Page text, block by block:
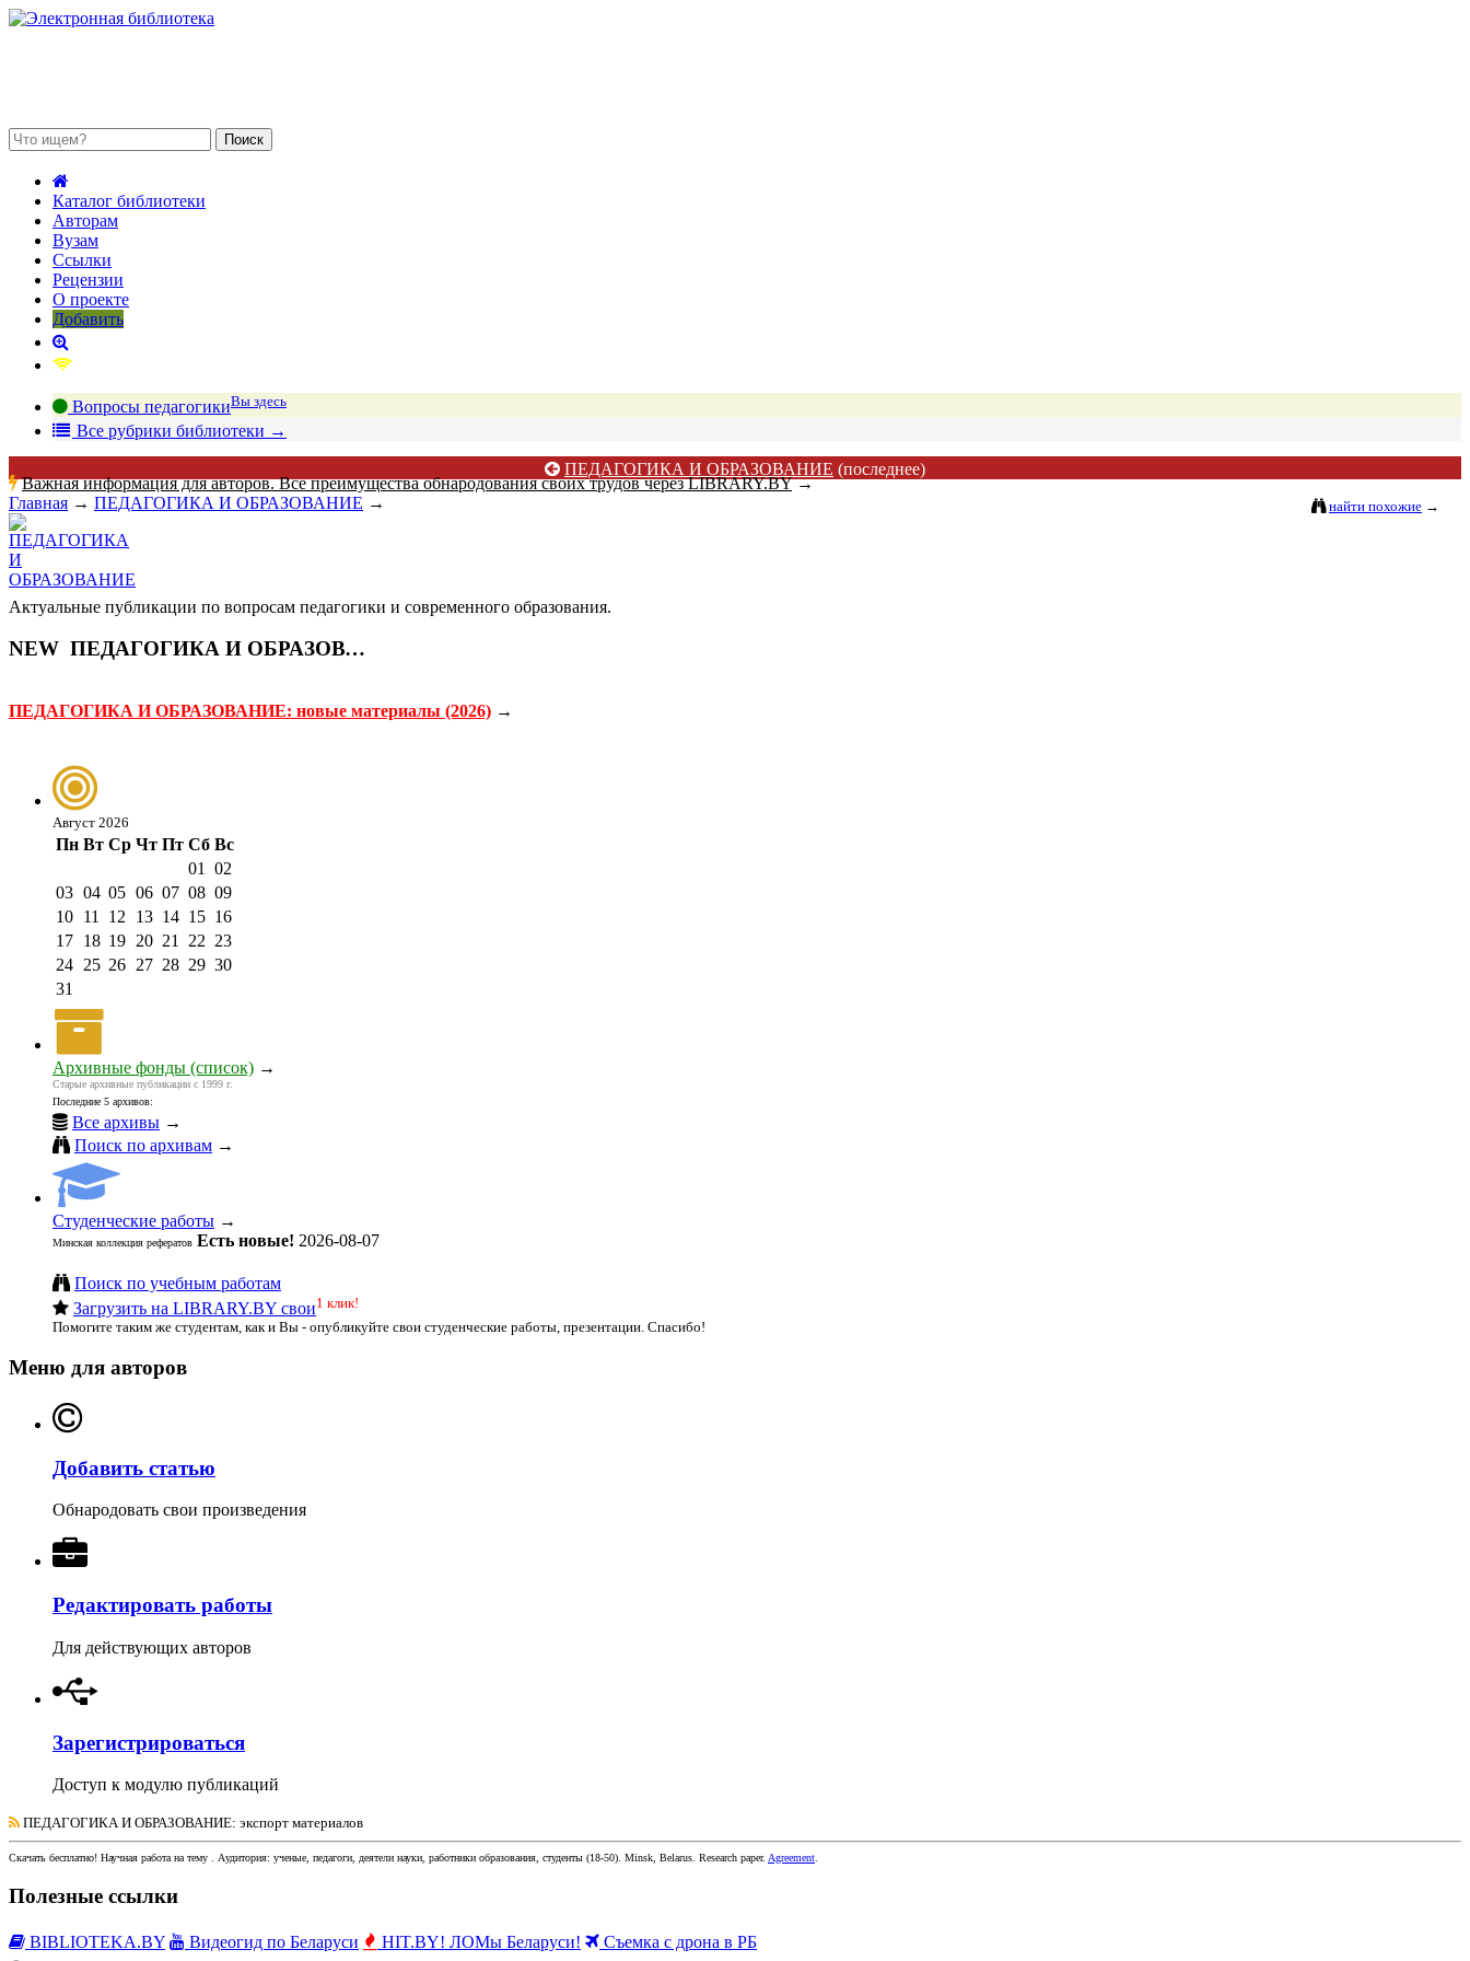
Каталог библиотеки
Авторам
Вузам
Ссылки
Рецензии
О проекте
Добавить
Вопросы педагогикиВы здесь
Все рубрики библиотеки →
ПЕДАГОГИКА И ОБРАЗОВАНИЕ (последнее)
Важная информация для авторов. Все преимущества обнародования своих трудов через LIBRARY.BY→
найти похожие →
Главная → ПЕДАГОГИКА И ОБРАЗОВАНИЕ →
Актуальные публикации по вопросам педагогики и современного образования.
NEW ПЕДАГОГИКА И ОБРАЗОВАНИЕ
ПЕДАГОГИКА И ОБРАЗОВАНИЕ: новые материалы (2026) →
Август 2026
Пн Вт Ср Чт Пт Сб Вс
01
02
03 04 05 06 07 08 09
10 11 12 13 14 15 16
17 18 19 20 21 22 23
24 25 26 27 28 29 30
31
Архивные фонды (список) →
Старые архивные публикации с 1999 г.
Последние 5 архивов:
Все архивы →
Поиск по архивам →
Студенческие работы →
Минская коллекция рефератов Есть новые! 2026-08-07
Поиск по учебным работам
Загрузить на LIBRARY.BY свои1 клик!
Помогите таким же студентам, как и Вы - опубликуйте свои студенческие работы, презентации. Спасибо!
Меню для авторов
Добавить статью
Обнародовать свои произведения
Редактировать работы
Для действующих авторов
Зарегистрироваться
Доступ к модулю публикаций
ПЕДАГОГИКА И ОБРАЗОВАНИЕ: экспорт материалов
Скачать бесплатно! Научная работана тему . Аудитория: ученые, педагоги, деятели науки, работники образования, студенты (18-50). Minsk, Belarus. Research paper. Agreement.
Полезные ссылки
BIBLIOTEKA.BY Видеогид по Беларуси HIT.BY! ЛОМы Беларуси!
Съемка с дрона в РБ